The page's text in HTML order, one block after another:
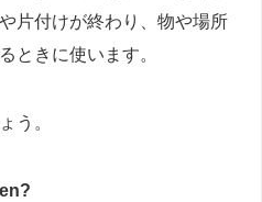
片付けが終わり、物や場所
ときに使います。
う。